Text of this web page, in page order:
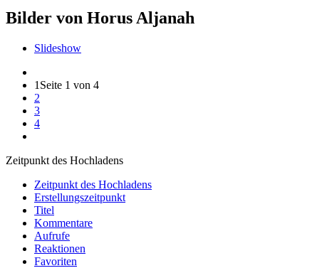
Bilder von Horus Aljanah
Slideshow
1 Seite 1 von 4
2
3
4
Zeitpunkt des Hochladens
Zeitpunkt des Hochladens
Erstellungszeitpunkt
Titel
Kommentare
Aufrufe
Reaktionen
Favoriten